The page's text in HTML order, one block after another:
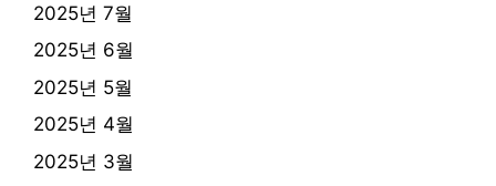
2025년 7월
2025년 6월
2025년 5월
2025년 4월
2025년 3월